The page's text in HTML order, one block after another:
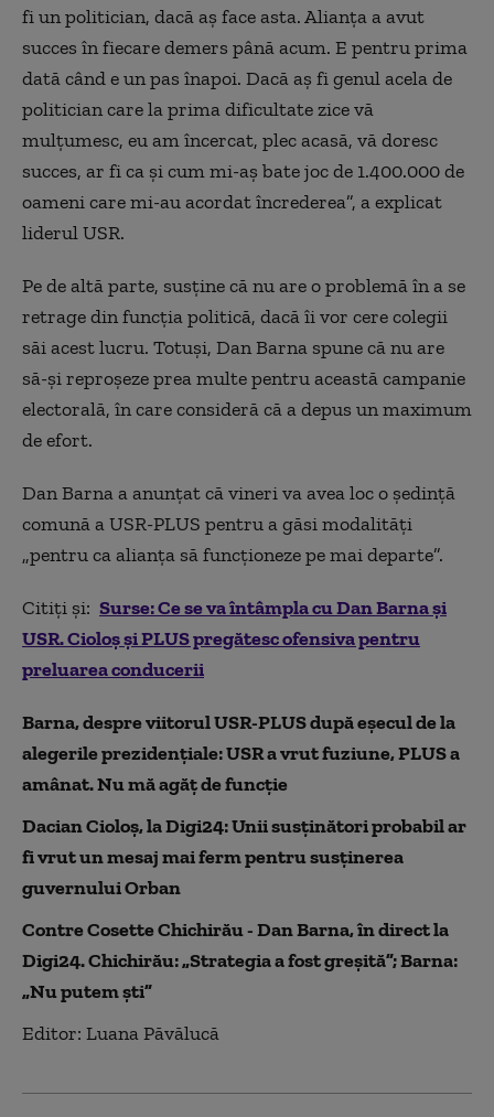
fi un politician, dacă aş face asta. Alianţa a avut
succes în fiecare demers până acum. E pentru prima
dată când e un pas înapoi. Dacă aş fi genul acela de
politician care la prima dificultate zice vă
mulţumesc, eu am încercat, plec acasă, vă doresc
succes, ar fi ca şi cum mi-aş bate joc de 1.400.000 de
oameni care mi-au acordat încrederea”, a explicat
liderul USR.
Pe de altă parte, susține că nu are o problemă în a se
retrage din funcţia politică, dacă îi vor cere colegii
săi acest lucru. Totuși, Dan Barna spune că nu are
să-și reproșeze prea multe pentru această campanie
electorală, în care consideră că a depus un maximum
de efort.
Dan Barna a anunțat că vineri va avea loc o şedinţă
comună a USR-PLUS pentru a găsi modalități
„pentru ca alianţa să funcţioneze pe mai departe”.
Citiți și: Surse: Ce se va întâmpla cu Dan Barna și
USR. Cioloș și PLUS pregătesc ofensiva pentru
preluarea conducerii
Barna, despre viitorul USR-PLUS după eșecul de la
alegerile prezidențiale: USR a vrut fuziune, PLUS a
amânat. Nu mă agăț de funcție
Dacian Cioloș, la Digi24: Unii susținători probabil ar
fi vrut un mesaj mai ferm pentru susținerea
guvernului Orban
Contre Cosette Chichirău - Dan Barna, în direct la
Digi24. Chichirău: „Strategia a fost greșită”; Barna:
„Nu putem ști”
Editor: Luana Păvălucă